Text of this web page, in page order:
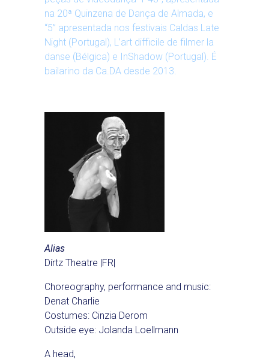
na 20ª Quinzena de Dança de Almada, e
“5” apresentada nos festivais Caldas Late
Night (Portugal), L’art difficile de filmer la
danse (Bélgica) e InShadow (Portugal). É
bailarino da Ca.DA desde 2013.
Alias
Dírtz Theatre |FR|
Choreography, performance and music:
Denat Charlie
Costumes: Cinzia Derom
Outside eye: Jolanda Loellmann
A head,